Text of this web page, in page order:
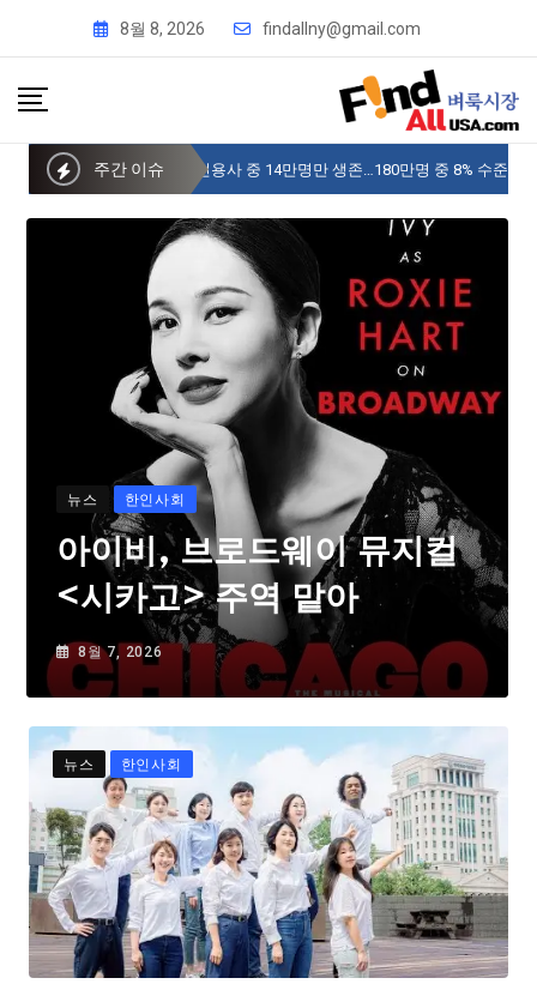
8월 8, 2026 findallny@gmail.com
주간 이슈 사이버 한국외국어대 미주글로벌센터 뉴욕
뉴스 한인사회
아이비, 브로드웨이 뮤지컬
<시카고> 주역 맡아
8월 7, 2026
뉴스 한인사회